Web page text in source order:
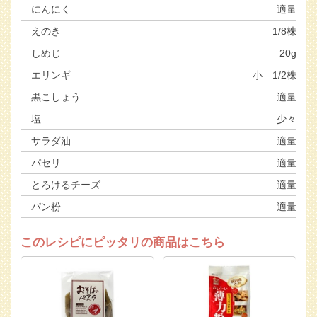
にんにく
適量
えのき
1/8株
しめじ
20g
エリンギ
小 1/2株
黒こしょう
適量
塩
少々
サラダ油
適量
パセリ
適量
とろけるチーズ
適量
パン粉
適量
このレシピにピッタリの商品はこちら